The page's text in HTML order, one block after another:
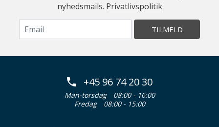
nyhedsmails. Privatlivspolitik
TILMELD
+45 96 74 20 30
Man-torsdag
08:00 - 16:00
Fredag
08:00 - 15:00